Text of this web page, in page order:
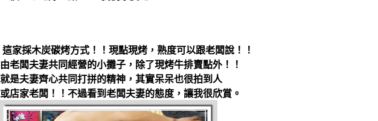
這家採木炭碳烤方式！！現點現烤，熟度可以跟老闆說！！
由老闆夫妻共同經營的小攤子，除了現烤牛排賣點外！！
就是夫妻齊心共同打拼的精神，其實呆呆也很拍到人
或店家老闆！！不過看到老闆夫妻的態度，讓我很欣賞。